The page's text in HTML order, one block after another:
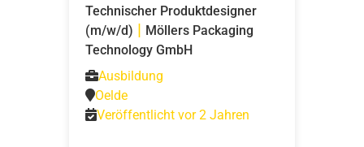
Technischer Produktdesigner
(m/w/d) | Möllers Packaging
Technology GmbH
Ausbildung
Oelde
Veröffentlicht vor 2 Jahren